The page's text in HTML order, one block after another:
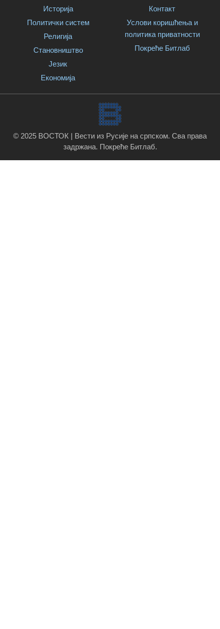
Историја
Политички систем
Религија
Становништво
Језик
Економија
Контакт
Услови коришћења и
политика приватности
Покреће Битлаб
© 2025 ВОСТОК | Вести из Русије на српском. Сва права
задржана. Покреће Битлаб.